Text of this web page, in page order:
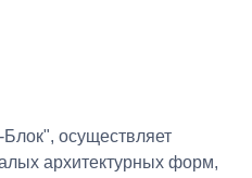
осуществляет
архитектурных форм,